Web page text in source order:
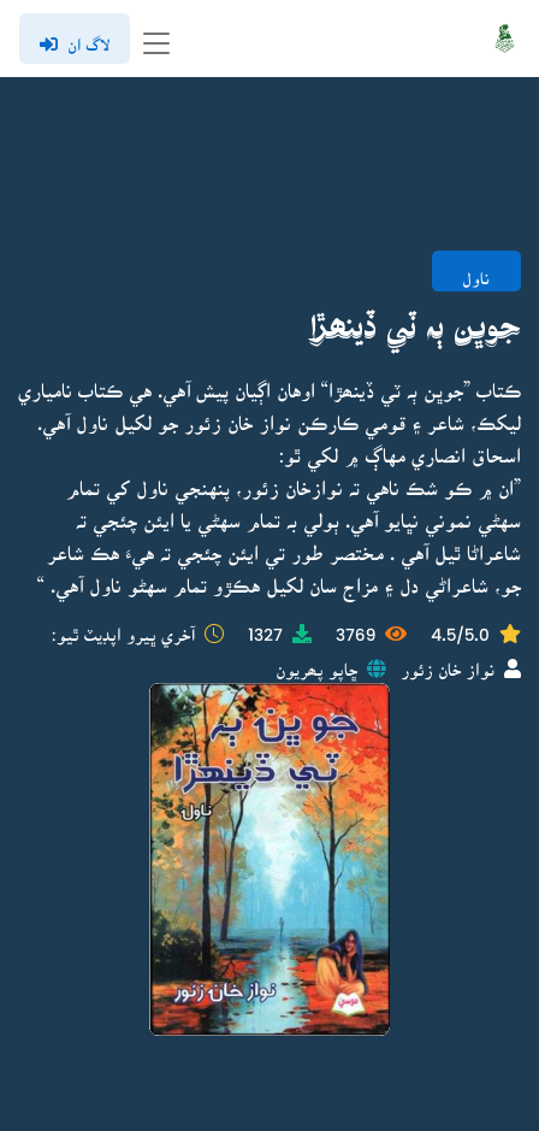
لاگ ان
ناول
جوڀن ٻہ ٽي ڏينھڙا
ڪتاب ”جوڀن ٻہ ٽي ڏينھڙا“ اوهان اڳيان پيش آهي. هي ڪتاب نامياري
ليکڪ، شاعر ۽ قومي ڪارڪن نواز خان زئور جو لکيل ناول آهي.
اسحاق انصاري مهاڳ ۾ لکي ٿو:
”ان ۾ ڪو شڪ ناهي تہ نوازخان زئور، پنهنجي ناول کي تمام
سهڻي نموني نڀايو آهي. ٻولي بہ تمام سهڻي يا ايئن چئجي تہ
شاعراڻا ٿيل آهي . مختصر طور تي ايئن چئجي تہ هيءَ هڪ شاعر
جو، شاعراڻي دل ۽ مزاج سان لکيل هڪڙو تمام سهڻو ناول آهي. “
4.5/5.0
3769
1327 آخري ڀيرو اپڊيٽ ٿيو:
نواز خان زئور ڇاپو پھريون